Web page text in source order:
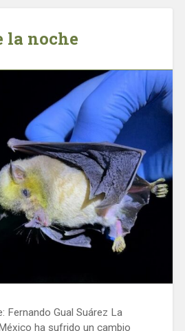
la noche
Fernando Gual Suárez La
ha sufrido un cambio